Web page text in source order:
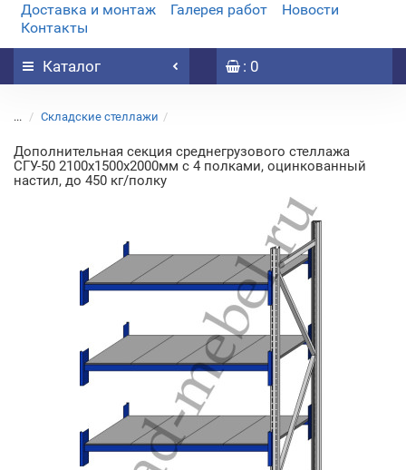
Доставка и монтаж Галерея работ
Новости
Контакты
Каталог : 0
... Складские стеллажи
Дополнительная секция среднегрузового стеллажа
СГУ-50 2100х1500х2000мм с 4 полками, оцинкованный
настил, до 450 кг/полку